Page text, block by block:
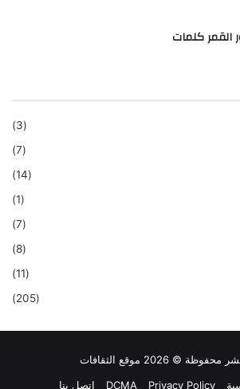
القمر كلمات
(3)
(7)
(14)
(1)
(7)
(8)
(11)
(205)
© 2026 موقع الثقافات
Privacy Policy
DCMA اتصل بنا